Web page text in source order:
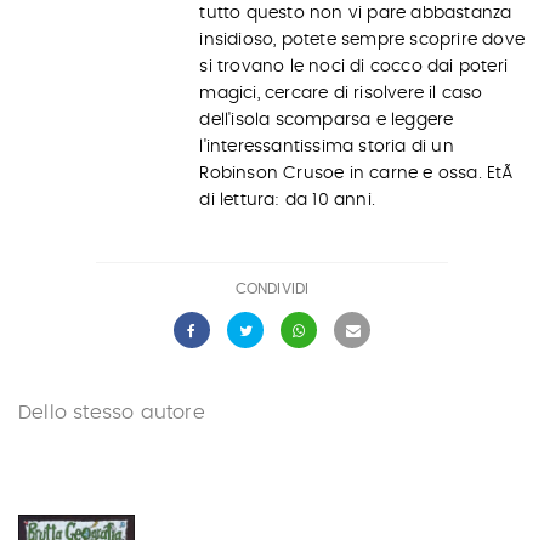
tutto questo non vi pare abbastanza
insidioso, potete sempre scoprire dove
si trovano le noci di cocco dai poteri
magici, cercare di risolvere il caso
dell'isola scomparsa e leggere
l'interessantissima storia di un
Robinson Crusoe in carne e ossa. EtÃ
di lettura: da 10 anni.
CONDIVIDI
Dello stesso autore